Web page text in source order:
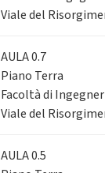
Viale del
AULA 0.7
Piano Terra
Facoltà di
Viale del
AULA 0.5